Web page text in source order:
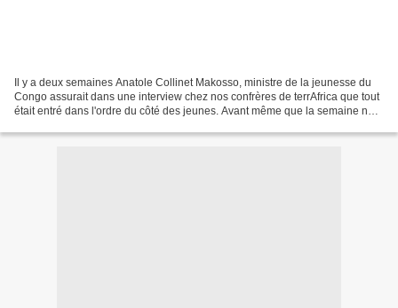
Il y a deux semaines Anatole Collinet Makosso, ministre de la jeunesse du
Congo assurait dans une interview chez nos confrères de terrAfrica que tout
était entré dans l'ordre du côté des jeunes. Avant même que la semaine ne